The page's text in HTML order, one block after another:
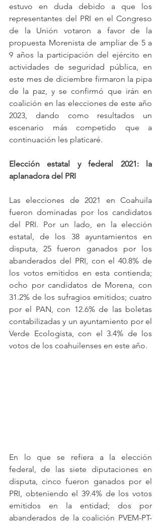
estuvo en duda debido a que los
representantes del PRI en el Congreso
de la Unión votaron a favor de la
propuesta Morenista de ampliar de 5 a
9 años la participación del ejército en
actividades de seguridad pública, en
este mes de diciembre firmaron la pipa
de la paz, y se confirmó que irán en
coalición en las elecciones de este año
2023, dando como resultados un
escenario más competido que a
continuación les platicaré.
Elección estatal y federal 2021: la
aplanadora del PRI
Las elecciones de 2021 en Coahuila
fueron dominadas por los candidatos
del PRI. Por un lado, en la elección
estatal, de los 38 ayuntamientos en
disputa, 25 fueron ganados por los
abanderados del PRI, con el 40.8% de
los votos emitidos en esta contienda;
ocho por candidatos de Morena, con
31.2% de los sufragios emitidos; cuatro
por el PAN, con 12.6% de las boletas
contabilizadas y un ayuntamiento por el
Verde Ecologista, con el 3.4% de los
votos de los coahuilenses en este año.
En lo que se refiera a la elección
federal, de las siete diputaciones en
disputa, cinco fueron ganados por el
PRI, obteniendo el 39.4% de los votos
emitidos en la entidad; dos por
abanderados de la coalición PVEM-PT-